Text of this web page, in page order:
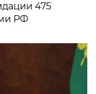
475
РФ